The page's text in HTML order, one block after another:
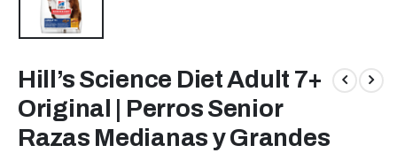
Hill’s Science Diet Adult 7+
Original | Perros Senior
Razas Medianas y Grandes